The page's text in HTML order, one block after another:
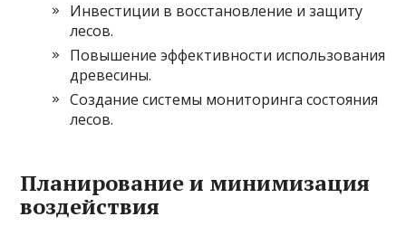
Инвестиции в восстановление и защиту
лесов.
Повышение эффективности использования
древесины.
Создание системы мониторинга состояния
лесов.
Планирование и минимизация
воздействия